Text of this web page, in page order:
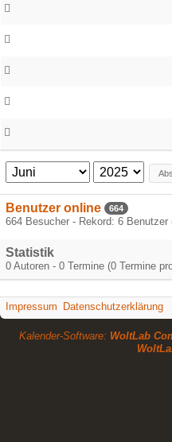
Benutzer online 664
664 Besucher - Rekord: 6 Benutzer
Statistik
0 Autoren - 0 Termine (0 Termine
Impressum Datenschutzerklärung
Kalender-Software: WoltLab